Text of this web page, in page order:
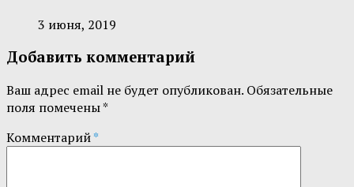
3 июня, 2019
Добавить комментарий
Ваш адрес email не будет опубликован. Обязательные
поля помечены*
Комментарий*